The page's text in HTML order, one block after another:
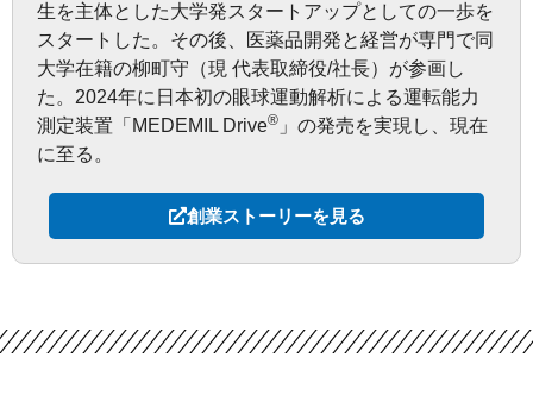
生を主体とした大学発スタートアップとしての一歩を
スタートした。その後、医薬品開発と経営が専門で同
大学在籍の柳町守（現 代表取締役/社長）が参画し
た。2024年に日本初の眼球運動解析による運転能力
測定装置「MEDEMIL Drive® 」の発売を実現し、現在
に至る。
創業ストーリーを見る